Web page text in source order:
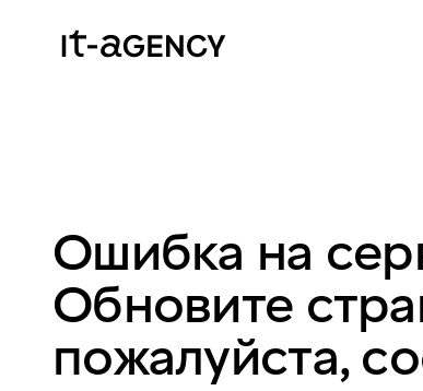
Ошибка на
Обновите
пожалуйста,